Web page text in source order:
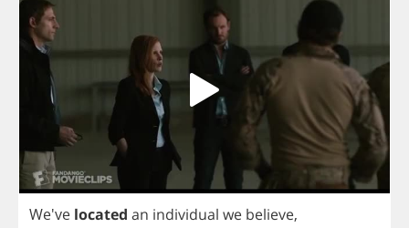
We've located an individual we believe,